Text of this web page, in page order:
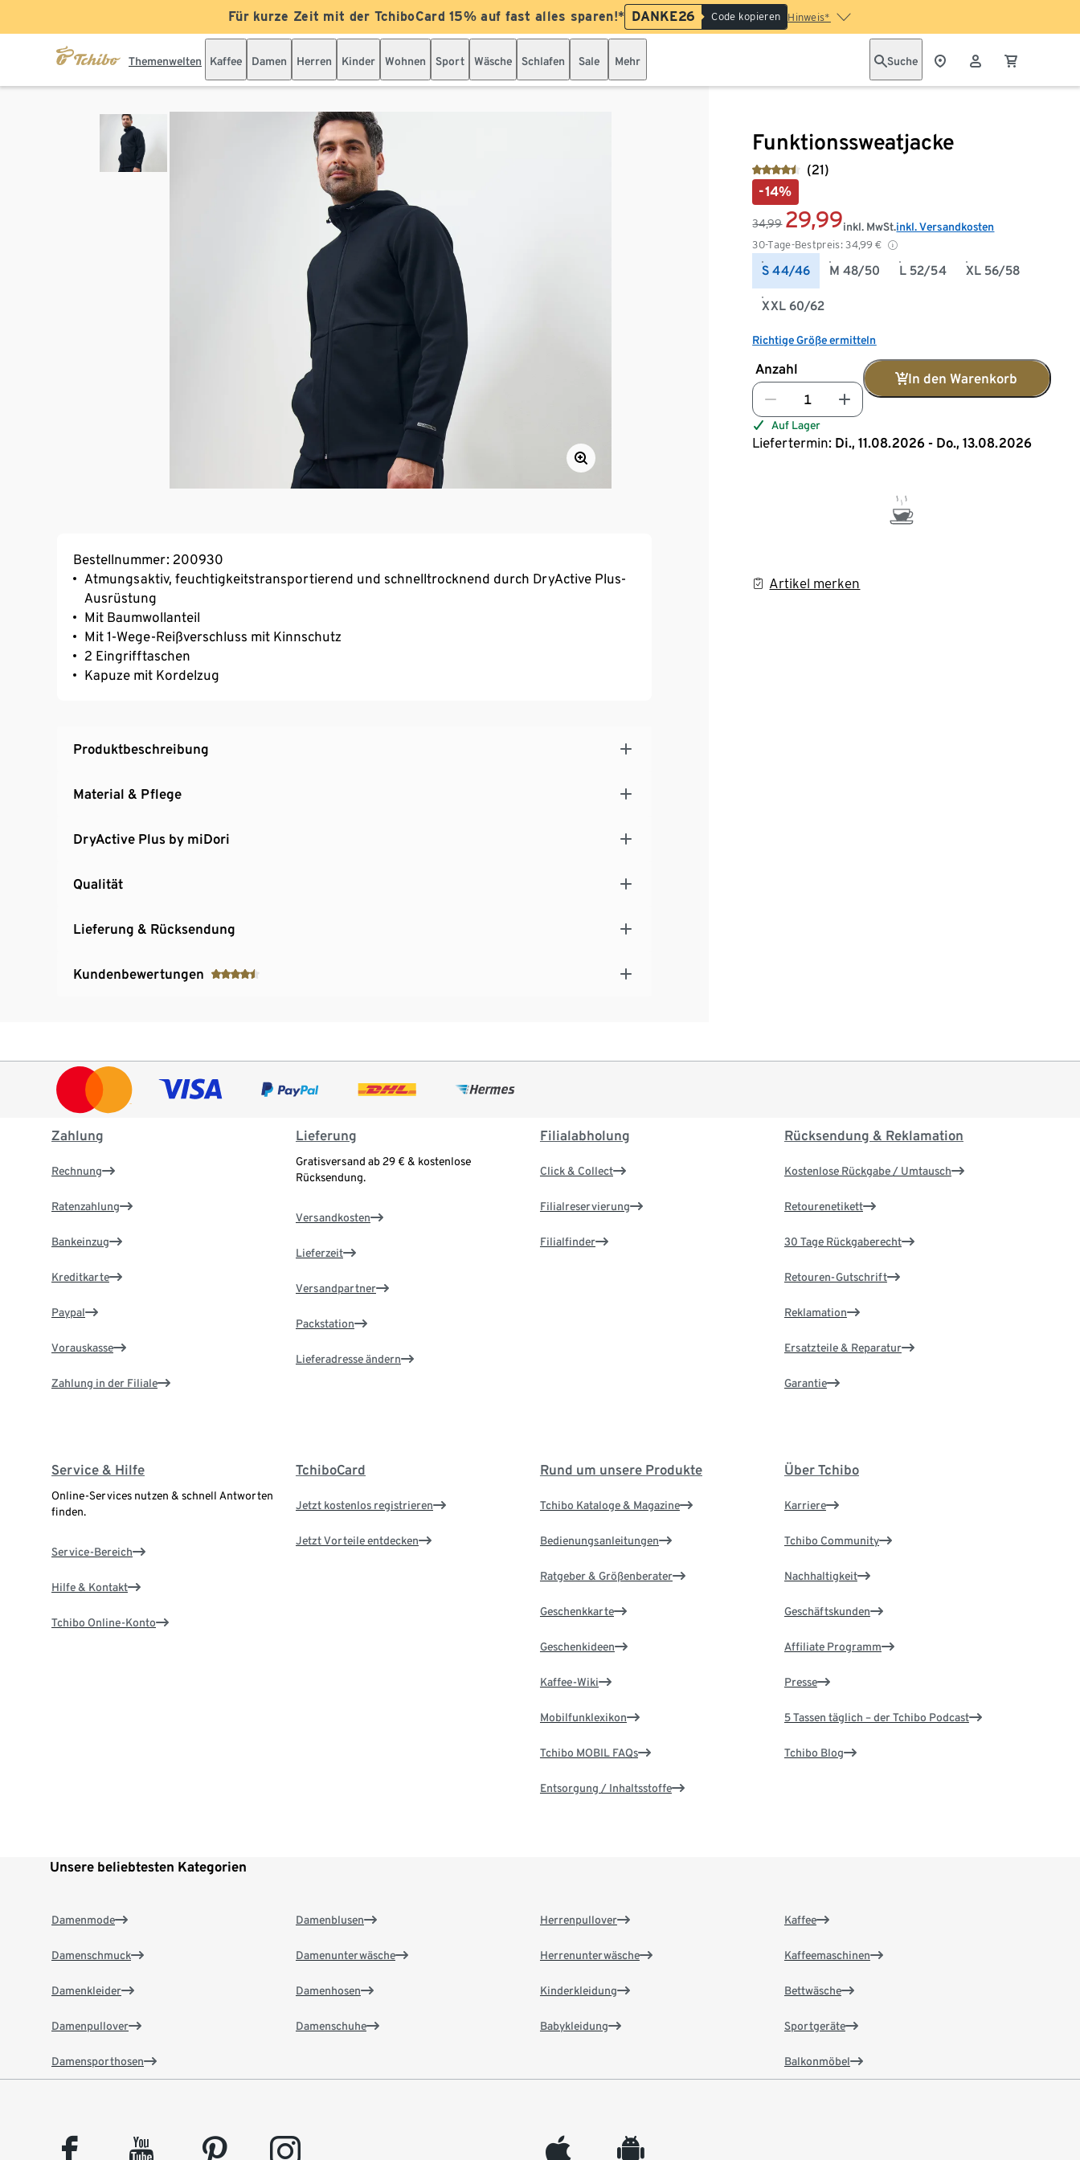
Für kurze Zeit mit der TchiboCard 15% auf fast alles sparen!* DANKE26 Code kopieren Hinweis*
Themenwelten Kaffee Damen Herren Kinder Wohnen Sport Wäsche Schlafen Sale Mehr Suche
Funktionssweatjacke
(21)
-14%
34,99 29,99
30-Tage-Bestpreis: 34,99 €
inkl. MwSt.inkl. Versandkosten
S 44/46 M 48/50 L 52/54 XL 56/58
XXL 60/62
Richtige Größe ermitteln
Anzahl
In den Warenkorb
Auf Lager
Liefertermin: Di., 11.08.2026 - Do., 13.08.2026
Artikel merken
Bestellnummer: 200930
Atmungsaktiv, feuchtigkeitstransportierend und schnelltrocknend durch DryActive Plus-
Ausrüstung
Mit Baumwollanteil
Mit 1-Wege-Reißverschluss mit Kinnschutz
2 Eingrifftaschen
Kapuze mit Kordelzug
Produktbeschreibung
Material & Pflege
DryActive Plus by miDori
Qualität
Lieferung & Rücksendung
Kundenbewertungen
Zahlung
Rechnung
Ratenzahlung
Bankeinzug
Kreditkarte
Paypal
Vorauskasse
Zahlung in der Filiale
Lieferung
Gratisversand ab 29 € & kostenlose
Rücksendung.
Versandkosten
Lieferzeit
Versandpartner
Packstation
Lieferadresse ändern
Filialabholung
Click & Collect
Filialreservierung
Filialfinder
Rücksendung & Reklamation
Kostenlose Rückgabe / Umtausch
Retourenetikett
30 Tage Rückgaberecht
Retouren-Gutschrift
Reklamation
Ersatzteile & Reparatur
Garantie
Service & Hilfe
Online-Services nutzen & schnell Antworten
finden.
Service-Bereich
Hilfe & Kontakt
Tchibo Online-Konto
TchiboCard
Jetzt kostenlos registrieren
Jetzt Vorteile entdecken
Rund um unsere Produkte
Tchibo Kataloge & Magazine
Bedienungsanleitungen
Ratgeber & Größenberater
Geschenkkarte
Geschenkideen
Kaffee-Wiki
Mobilfunklexikon
Tchibo MOBIL FAQs
Entsorgung / Inhaltsstoffe
Über Tchibo
Karriere
Tchibo Community
Nachhaltigkeit
Geschäftskunden
Affiliate Programm
Presse
5 Tassen täglich – der Tchibo Podcast
Tchibo Blog
Unsere beliebtesten Kategorien
Damenmode
Damenschmuck
Damenkleider
Damenpullover
Damensporthosen
Damenblusen
Damenunterwäsche
Damenhosen
Damenschuhe
Herrenpullover
Herrenunterwäsche
Kinderkleidung
Babykleidung
Kaffee
Kaffeemaschinen
Bettwäsche
Sportgeräte
Balkonmöbel
facebook youtube pinterest instagram appleinc android